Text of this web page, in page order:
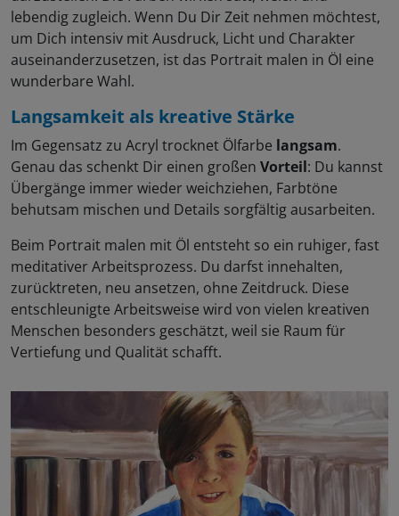
lebendig zugleich. Wenn Du Dir Zeit nehmen möchtest,
um Dich intensiv mit Ausdruck, Licht und Charakter
auseinanderzusetzen, ist das Portrait malen in Öl eine
wunderbare Wahl.
Langsamkeit als kreative Stärke
Im Gegensatz zu Acryl trocknet Ölfarbe langsam.
Genau das schenkt Dir einen großen Vorteil: Du kannst
Übergänge immer wieder weichziehen, Farbtöne
behutsam mischen und Details sorgfältig ausarbeiten.
Beim Portrait malen mit Öl entsteht so ein ruhiger, fast
meditativer Arbeitsprozess. Du darfst innehalten,
zurücktreten, neu ansetzen, ohne Zeitdruck. Diese
entschleunigte Arbeitsweise wird von vielen kreativen
Menschen besonders geschätzt, weil sie Raum für
Vertiefung und Qualität schafft.